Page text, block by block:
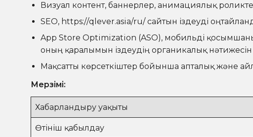
Визуал контент, баннерлер, анимациялық
SEO, https://qlever.asia/ru/сайтын іздеуді
App Store Optimization (ASO), мобильді
оның қаралымын іздеудің органикалық нәтижесін
Мақсатты көрсеткіштер бойынша апталық және
Мерзімі:
Хабарландыру уақыты
Өтініш қабылдау